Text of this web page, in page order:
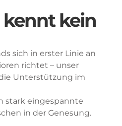
kennt kein
sich in erster Linie an
richtet – unser
Unterstützung im
stark eingespannte
in der Genesung.